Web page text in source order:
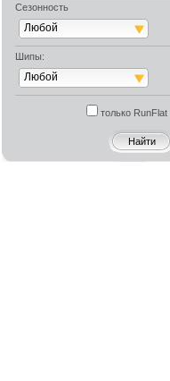
Сезонность
Любой
Шипы:
Любой
только RunFlat